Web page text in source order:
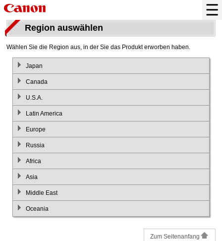
Region auswählen
Wählen Sie die Region aus, in der Sie das Produkt erworben haben.
Japan
Canada
U.S.A.
Latin America
Europe
Russia
Africa
Asia
Middle East
Oceania
Zum Seitenanfang